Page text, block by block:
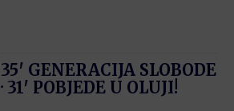
35′ GENERACIJA SLOBODE
· 31′ POBJEDE U OLUJI!